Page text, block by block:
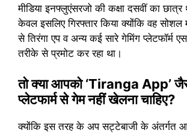
मीडिया इनफ्लुएंसरजो की कक्षा दसवीं का
केवल इसलिए गिरफ्तार किया क्योंकि वह सोशल
से तिरंगा एप व अन्य कई सारे गेमिंग प्लेटफॉर्म
तरीके से प्रमोट कर रहा था।
तो क्या आपको ‘Tiranga App’
प्लेटफार्म से गेम नहीं खेलना चाहिए?
क्योंकि इस तरह के अप सट्टेबाजी के अंतर्गत